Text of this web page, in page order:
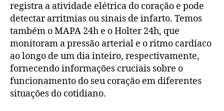
registra a atividade elétrica do coração e pode
detectar arritmias ou sinais de infarto. Temos
também o MAPA 24h e o Holter 24h, que
monitoram a pressão arterial e o ritmo cardíaco
ao longo de um dia inteiro, respectivamente,
fornecendo informações cruciais sobre o
funcionamento do seu coração em diferentes
situações do cotidiano.